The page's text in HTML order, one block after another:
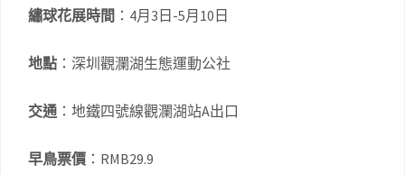
繡球花展時間 ：4月3日-5月10日
地點 ：深圳觀瀾湖生態運動公社
交通 ：地鐵四號線觀瀾湖站A出口
早鳥票價 ：RMB29.9